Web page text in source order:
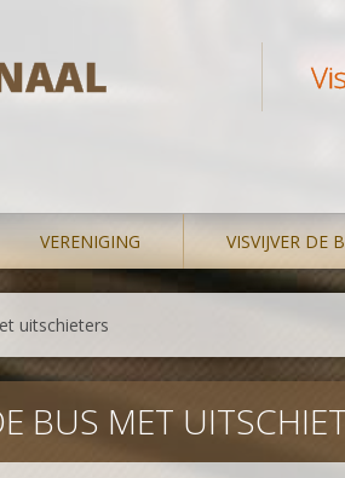
VERENIGING VISVIJVER DE
uitschieters
BUS MET